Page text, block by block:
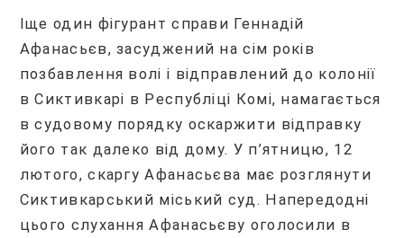
Іще один фігурант справи Геннадій
Афанасьєв, засуджений на сім років
позбавлення волі і відправлений до колонії
в Сиктивкарі в Республіці Комі, намагається
в судовому порядку оскаржити відправку
його так далеко від дому. У п’ятницю, 12
лютого, скаргу Афанасьєва має розглянути
Сиктивкарський міський суд. Напередодні
цього слухання Афанасьєву оголосили в